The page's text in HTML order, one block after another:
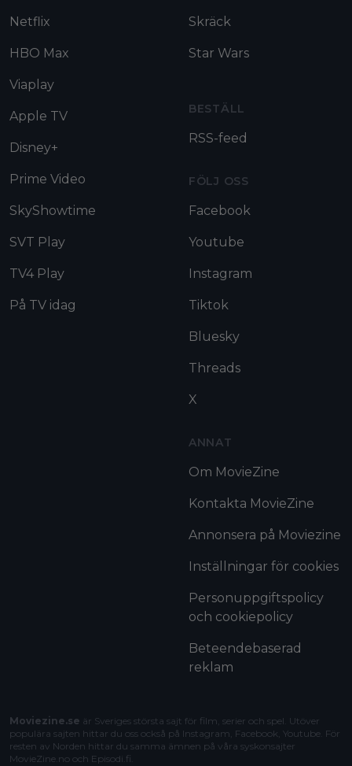
Netflix
HBO Max
Viaplay
Apple TV
Disney+
Prime Video
SkyShowtime
SVT Play
TV4 Play
På TV idag
Skräck
Star Wars
BESTÄLL
RSS-feed
FÖLJ OSS
Facebook
Youtube
Instagram
Tiktok
Bluesky
Threads
X
ANNAT
Om MovieZine
Kontakta MovieZine
Annonsera på Moviezine
Inställningar för cookies
Personuppgiftspolicy
och cookiepolicy
Beteendebaserad
reklam
Moviezine.se är Sveriges största sajt för film, serier och spel. Utöver
populära sajten hittar du oss också på Instagram, Facebook, Youtube. För
resten av Norden hittar du samma ämnen på våra syskonsajter
MovieZine.no och Episodi.fi